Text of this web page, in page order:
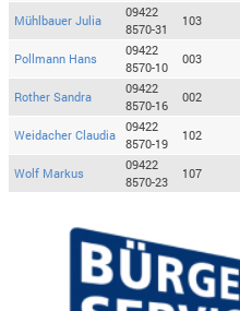
Mühlbauer Julia
09422
8570-31
103
Pollmann Hans
09422
8570-10
003
Rother Sandra
09422
8570-16
002
Weidacher Claudia
09422
8570-19
102
Wolf Markus
09422
8570-23
107